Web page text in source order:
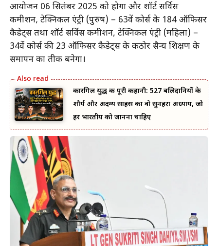
आयोजन 06 सितंबर 2025 को होगा और शॉर्ट सर्विस
कमीशन, टेक्निकल एंट्री (पुरुष) – 63वें कोर्स के 184 ऑफिसर
कैडेट्स तथा शॉर्ट सर्विस कमीशन, टेक्निकल एंट्री (महिला) –
34वें कोर्स की 23 ऑफिसर कैडेट्स के कठोर सैन्य प्रशिक्षण के
समापन का प्रतीक बनेगा।
कारगिल युद्ध की पूरी कहानी: 527 बलिदानियों के
शौर्य और अदम्य साहस का वो सुनहरा अध्याय, जो
हर भारतीय को जानना चाहिए